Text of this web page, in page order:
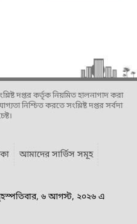
দপ্তর কর্তৃক নিয়মিত হালনাগাদ করা
নিশ্চিত করতে সংশ্লিষ্ট দপ্তর সর্বদা
আমাদের সার্ভিস সমূহ
৬ আগস্ট, ২০২৬ এ